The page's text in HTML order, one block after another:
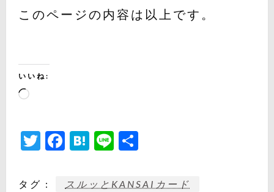
このページの内容は以上です。
いいね:
読
み
Twitter
Facebook
Hatena
Line
タグ :
スルッとKANSAIカード